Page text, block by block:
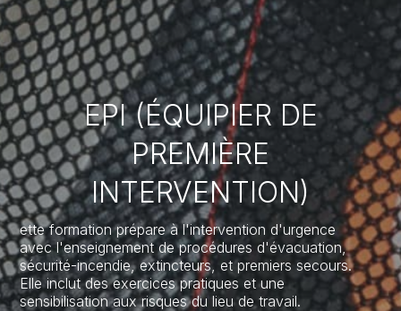
EPI (ÉQUIPIER DE
PREMIÈRE
INTERVENTION)
ette formation prépare à l'intervention d'urgence
avec l'enseignement de procédures d'évacuation,
sécurité-incendie, extincteurs, et premiers secours.
Elle inclut des exercices pratiques et une
sensibilisation aux risques du lieu de travail.